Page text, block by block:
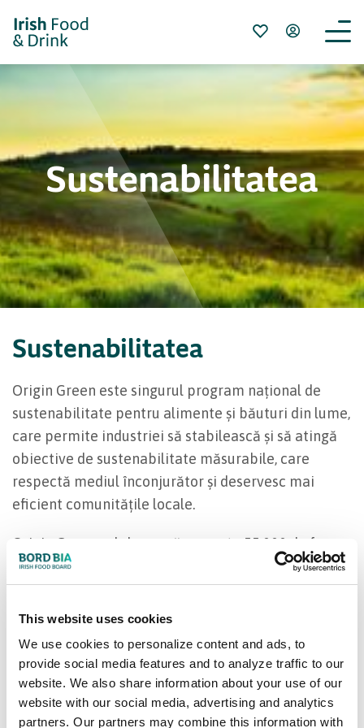
This website uses cookies
We use cookies to personalize content and ads, to
provide social media features and to analyze traffic to our
website. We also share information about your use of our
website with our social media, advertising and analytics
partners. Our partners may combine this information with
Sustenabilitatea
Sustenabilitatea
Origin Green este singurul program național de
sustenabilitate pentru alimente și băuturi din lume,
care permite industriei să stabilească și să atingă
obiective de sustenabilitate măsurabile, care
respectă mediul înconjurător și deservesc mai
eficient comunitățile locale.
Origin Green colaborează cu peste 55.000 de ferme
și peste 300 de companii irlandeze de top din
industria alimentară și a băuturilor, pentru a dovedi
și a îmbunătăți sustenabilitatea alimentelor pe
continuă evoluție ale clienților și consumatorilor din
întreaga lume.
Este singurul program din lume care include